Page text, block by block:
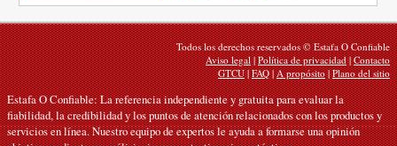
Todos los derechos reservados © Estafa O Confiable
Aviso legal|Política de privacidad|Contacto
GTCU|FAQ|A propósito|Plano del sitio
Estafa O Confiable: La referencia independiente y gratuita para evaluar la
fiabilidad, la credibilidad y los puntos de atención relacionados con los productos y
servicios en línea. Nuestro equipo de expertos le ayuda a formarse una opinión